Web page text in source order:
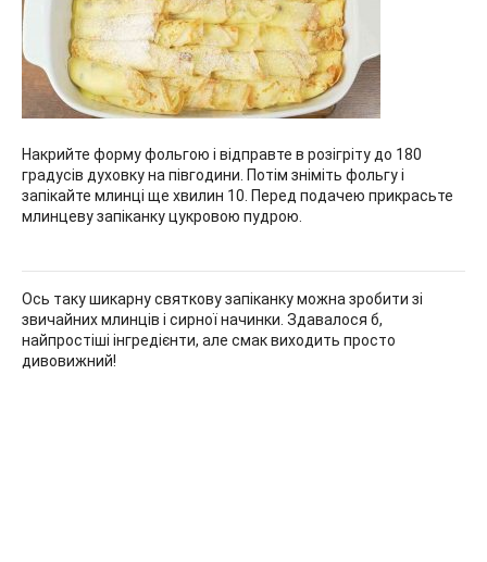
Накрийте форму фольгою і відправте в розігріту до 180
градусів духовку на півгодини. Потім зніміть фольгу і
запікайте млинці ще хвилин 10. Перед подачею прикрасьте
млинцеву запіканку цукровою пудрою.
Ось таку шикарну святкову запіканку можна зробити зі
звичайних млинців і сирної начинки. Здавалося б,
найпростіші інгредієнти, але смак виходить просто
дивовижний!